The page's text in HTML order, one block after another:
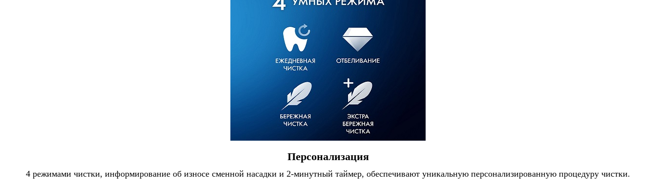
Персонализация
4 режимами чистки, информирование об износе сменной насадки и 2-минутный таймер, обеспечивают уникальную персонализированную процедуру чистки.